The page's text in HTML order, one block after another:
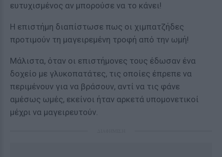
ευτυχισμένος αν μπορούσε να το κάνει!
Η επιστήμη διαπίστωσε πως οι χιμπατζήδες
προτιμούν τη μαγειρεμένη τροφή από την ωμή!
Μάλιστα, όταν οι επιστήμονες τους έδωσαν ένα
δοχείο με γλυκοπατάτες, τις οποίες έπρεπε να
περιμένουν για να βράσουν, αντί να τις φάνε
αμέσως ωμές, εκείνοι ήταν αρκετά υπομονετικοί
μέχρι να μαγειρευτούν.